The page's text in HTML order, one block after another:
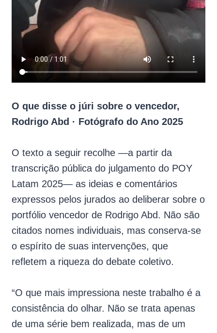
O que disse o júri sobre o vencedor,
Rodrigo Abd · Fotógrafo do Ano 2025
O texto a seguir recolhe —a partir da
transcrição pública do julgamento do POY
Latam 2025— as ideias e comentários
expressos pelos jurados ao deliberar sobre o
portfólio vencedor de Rodrigo Abd. Não são
citados nomes individuais, mas conserva-se
o espírito de suas intervenções, que
refletem a riqueza do debate coletivo.
“O que mais impressiona neste trabalho é a
consistência do olhar. Não se trata apenas
de uma série bem realizada, mas de um